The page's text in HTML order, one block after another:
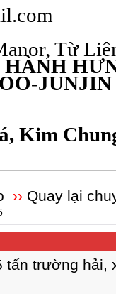
Từ
JUNJIN
Kim
›› Quay lại
tấn trường hải,